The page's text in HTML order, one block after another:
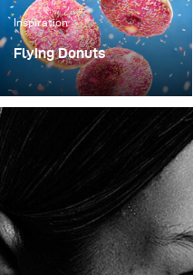
Inspiration
Flying Donuts
Pour élargir mon
portefeuille et aussi pour
développer mes propres
compétences, les
projets libres et créatifs
font partie intégrante de
mon entreprise. C'est
ainsi qu'est née cette
série dont le titre